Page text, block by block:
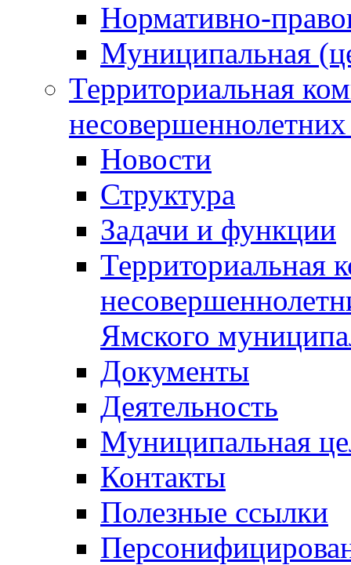
Нормативно-
Муниципальная
Территориальная
Новости
Структура
Задачи и функции
Территориальная
Ямского
Документы
Деятельность
Муниципальная
Контакты
Полезные ссылки